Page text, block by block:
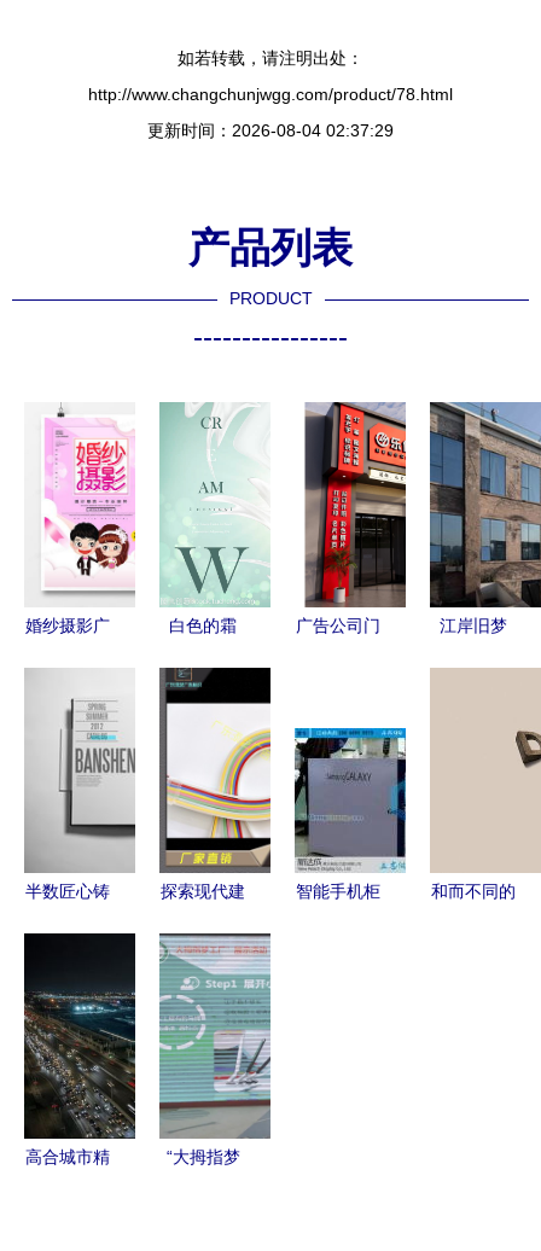
如若转载，请注明出处：
http://www.changchunjwgg.com/product/78.html
更新时间：2026-08-04 02:37:29
产品列表
PRODUCT
----------------
婚纱摄影广
零到精品的
创意与实践
白色的霜
广告公司门
学的融合
江岸旧梦
半数匠心铸
画册设计方
案深度解析
探索现代建
性光雕艺术
纯硅胶霓虹
灯带与发光
字的定制魅
力
智能手机柜
和而不同的
高合城市精
“大拇指梦